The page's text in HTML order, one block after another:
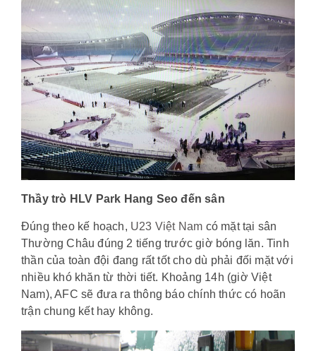
Thầy trò HLV Park Hang Seo đến sân
Đúng theo kế hoạch, U23 Việt Nam có mặt tại sân
Thường Châu đúng 2 tiếng trước giờ bóng lăn. Tinh
thần của toàn đội đang rất tốt cho dù phải đối mặt với
nhiều khó khăn từ thời tiết. Khoảng 14h (giờ Việt
Nam), AFC sẽ đưa ra thông báo chính thức có hoãn
trận chung kết hay không.